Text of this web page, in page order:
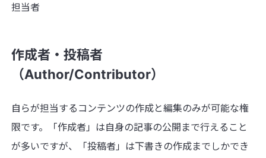
担当者
作成者・投稿者
（Author/Contributor）
自らが担当するコンテンツの作成と編集のみが可能な権
限です。「作成者」は自身の記事の公開まで行えること
が多いですが、「投稿者」は下書きの作成までしかでき